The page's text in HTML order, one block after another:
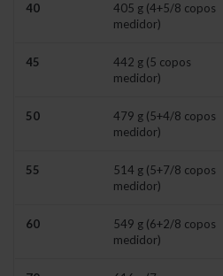
40
405 g (4+5/8 copos
medidor)
45
442 g (5 copos
medidor)
50
479 g (5+4/8 copos
medidor)
55
514 g (5+7/8 copos
medidor)
60
549 g (6+2/8 copos
medidor)